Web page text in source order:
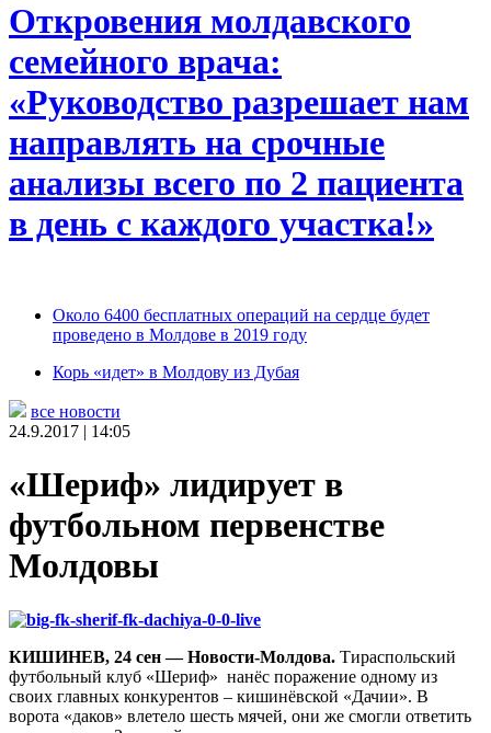
Откровения молдавского
семейного врача:
«Руководство разрешает нам
направлять на срочные
анализы всего по 2 пациента
в день с каждого участка!»
Около 6400 бесплатных операций на сердце будет
проведено в Молдове в 2019 году
Корь «идет» в Молдову из Дубая
все новости
24.9.2017 | 14:05
«Шериф» лидирует в
футбольном первенстве
Молдовы
КИШИНЕВ, 24 сен — Новости-Молдова. Тираспольский
футбольный клуб «Шериф» нанёс поражение одному из
своих главных конкурентов – кишинёвской «Дачии». В
ворота «даков» влетело шесть мячей, они же смогли ответить